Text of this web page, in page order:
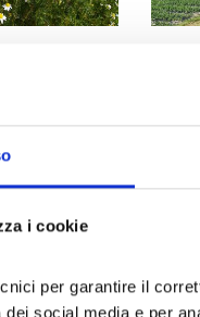
i cookie
per garantire il
dei social media e per